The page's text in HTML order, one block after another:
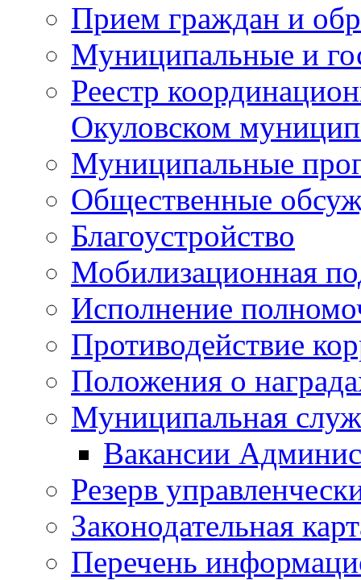
Прием граждан и
Муниципальные и
Реестр
Окуловском
Муниципальные
Общественные
Благоустройство
Мобилизационная
Исполнение
Противодействие
Положения о
Муниципальная
Вакансии
Резерв
Законодательная
Перечень